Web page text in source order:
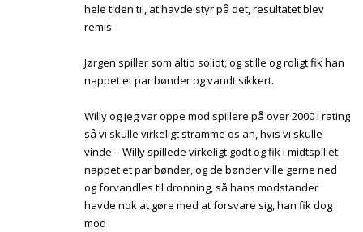
hele tiden til, at havde styr på det, resultatet blev
remis.
Jørgen spiller som altid solidt, og stille og roligt fik han
nappet et par bønder og vandt sikkert.
Willy og jeg var oppe mod spillere på over 2000 i rating
så vi skulle virkeligt stramme os an, hvis vi skulle
vinde – Willy spillede virkeligt godt og fik i midtspillet
nappet et par bønder, og de bønder ville gerne ned
og forvandles til dronning, så hans modstander
havde nok at gøre med at forsvare sig, han fik dog
mod